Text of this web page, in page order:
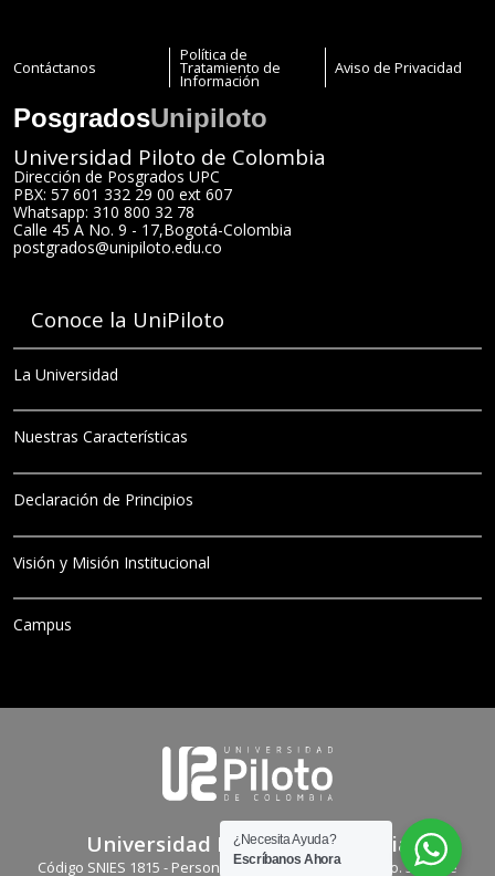
¿Necesita Ayuda?
Escríbanos Ahora
Contáctanos
Política de
Tratamiento de
Información
Aviso de Privacidad
PosgradosUnipiloto
Universidad Piloto de Colombia
Dirección de Posgrados UPC
PBX: 57 601 332 29 00 ext 607
Whatsapp: 310 800 32 78
Calle 45 A No. 9 - 17,Bogotá-Colombia
postgrados@unipiloto.edu.co
Conoce la UniPiloto
La Universidad
Nuestras Características
Declaración de Principios
Visión y Misión Institucional
Campus
Universidad Piloto de Colombia
Código SNIES 1815 - Personería Jurídica: Resolución No. 3681 de